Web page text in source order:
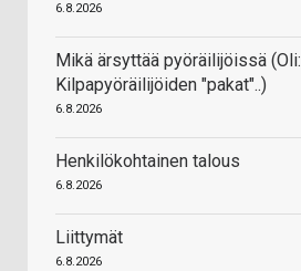
6.8.2026
Mikä ärsyttää pyöräilijöissä (Oli:
Kilpapyöräilijöiden "pakat"..)
6.8.2026
Henkilökohtainen talous
6.8.2026
Liittymät
6.8.2026